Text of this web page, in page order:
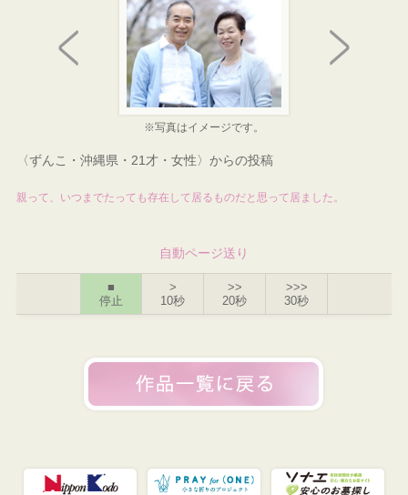
※写真はイメージです。
〈ずんこ・沖縄県・21才・女性〉からの投稿
親って、いつまでたっても存在して居るものだと思って居ました。
自動ページ送り
■
停止
>
10秒
>>
20秒
>>>
30秒